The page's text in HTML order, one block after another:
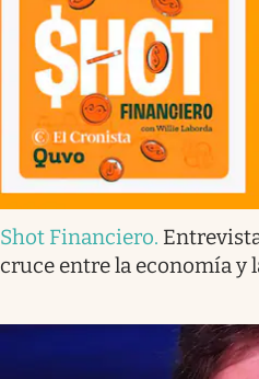
Shot Financiero.
cruce entre la economía y